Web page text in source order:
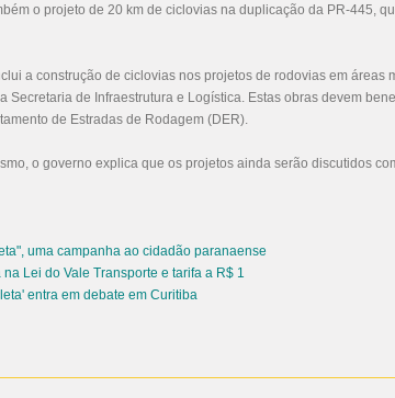
o projeto de 20 km de ciclovias na duplicação da PR-445,
a construção de ciclovias nos projetos de rodovias em áreas
Secretaria de Infraestrutura e Logística. Estas obras devem
de Estradas de Rodagem (DER).
o governo explica que os projetos ainda serão discutidos
uma campanha ao cidadão paranaense
Lei do Vale Transporte e tarifa a R$ 1
entra em debate em Curitiba